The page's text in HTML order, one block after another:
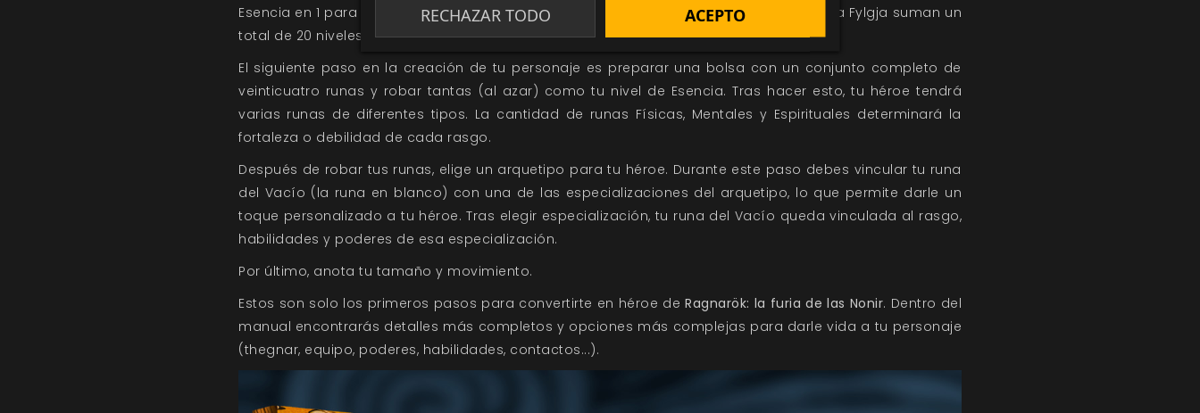
Esencia en 1 para poder comprarse la mejora de Fylgja. Esencia 11, Destino 4 y la mejora Fylgja suman un
total de 20 niveles.
El siguiente paso en la creación de tu personaje es preparar una bolsa con un conjunto completo de
veinticuatro runas y robar tantas (al azar) como tu nivel de Esencia. Tras hacer esto, tu héroe tendrá
varias runas de diferentes tipos. La cantidad de runas Físicas, Mentales y Espirituales determinará la
fortaleza o debilidad de cada rasgo.
Después de robar tus runas, elige un arquetipo para tu héroe. Durante este paso debes vincular tu runa
del Vacío (la runa en blanco) con una de las especializaciones del arquetipo, lo que permite darle un
toque personalizado a tu héroe. Tras elegir especialización, tu runa del Vacío queda vinculada al rasgo,
habilidades y poderes de esa especialización.
Por último, anota tu tamaño y movimiento.
Estos son solo los primeros pasos para convertirte en héroe de Ragnarök: la furia de las Nonir. Dentro del
manual encontrarás detalles más completos y opciones más complejas para darle vida a tu personaje
(thegnar, equipo, poderes, habilidades, contactos...).
RECHAZAR TODO ACEPTO